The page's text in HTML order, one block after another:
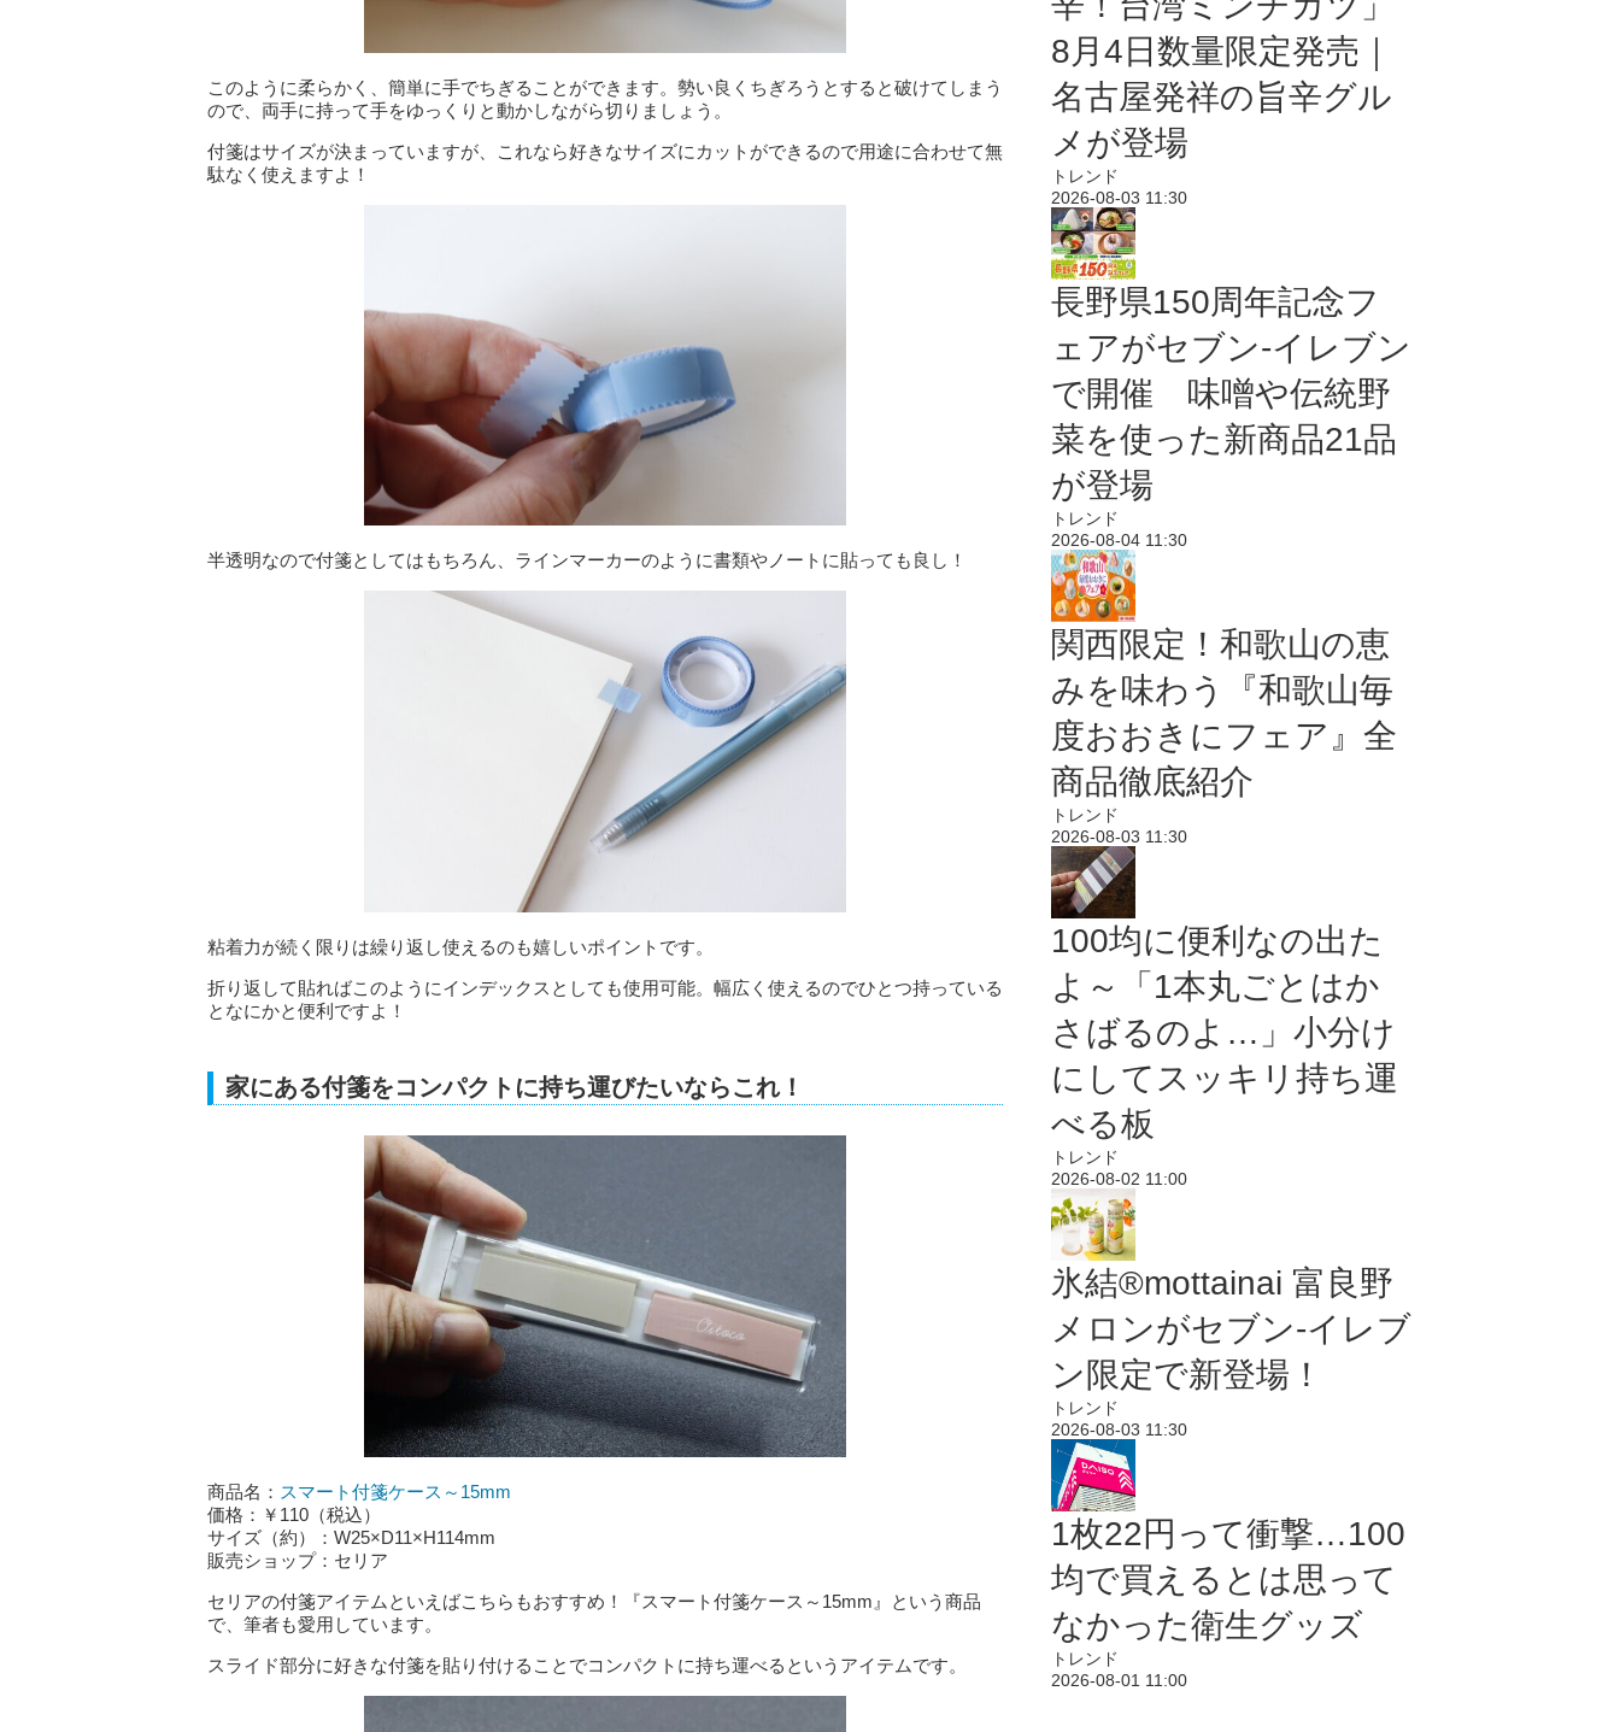
このように柔らかく、簡単に手でちぎることができます。勢い良くちぎろうとすると破けてしまう
ので、両手に持って手をゆっくりと動かしながら切りましょう。
付箋はサイズが決まっていますが、これなら好きなサイズにカットができるので用途に合わせて無
駄なく使えますよ！
半透明なので付箋としてはもちろん、ラインマーカーのように書類やノートに貼っても良し！
粘着力が続く限りは繰り返し使えるのも嬉しいポイントです。
折り返して貼ればこのようにインデックスとしても使用可能。幅広く使えるのでひとつ持っている
となにかと便利ですよ！
家にある付箋をコンパクトに持ち運びたいならこれ！
商品名： スマート付箋ケース～15mm
価格：￥110（税込）
サイズ（約）：W25×D11×H114mm
販売ショップ：セリア
セリアの付箋アイテムといえばこちらもおすすめ！『スマート付箋ケース～15mm』という商品
で、筆者も愛用しています。
スライド部分に好きな付箋を貼り付けることでコンパクトに持ち運べるというアイテムです。
8月4日数量限定発売｜
名古屋発祥の旨辛グル
メが登場
トレンド
2026-08-03 11:30
長野県150周年記念フ
ェアがセブン-イレブン
で開催 味噌や伝統野
菜を使った新商品21品
が登場
トレンド
2026-08-04 11:30
関西限定！和歌山の恵
みを味わう『和歌山毎
度おおきにフェア』全
商品徹底紹介
トレンド
2026-08-03 11:30
100均に便利なの出た
よ～「1本丸ごとはか
さばるのよ…」小分け
にしてスッキリ持ち運
べる板
トレンド
2026-08-02 11:00
氷結®mottainai 富良野
メロンがセブン‐イレブ
ン限定で新登場！
トレンド
2026-08-03 11:30
1枚22円って衝撃…100
均で買えるとは思って
なかった衛生グッズ
トレンド
2026-08-01 11:00